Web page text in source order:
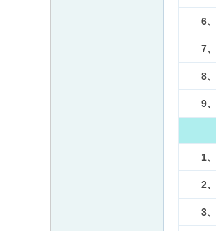
6、
7、
8、
9、
1、
2、
3、